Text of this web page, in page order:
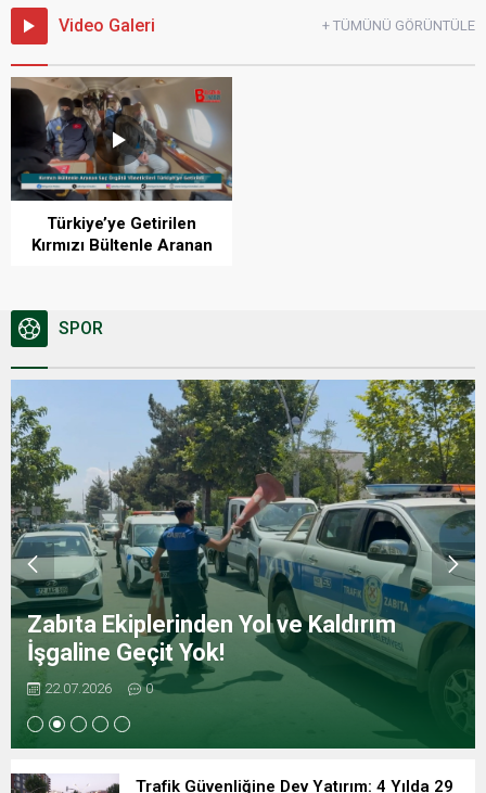
Video Galeri + TÜMÜNÜ GÖRÜNTÜLE
Türkiye’ye Getirilen
Kırmızı Bültenle Aranan
SPOR
Zabıta Ekiplerinden Yol ve Kaldırım
İşgaline Geçit Yok!
22.07.2026 0
Trafik Güvenliğine Dev Yatırım: 4 Yılda 29